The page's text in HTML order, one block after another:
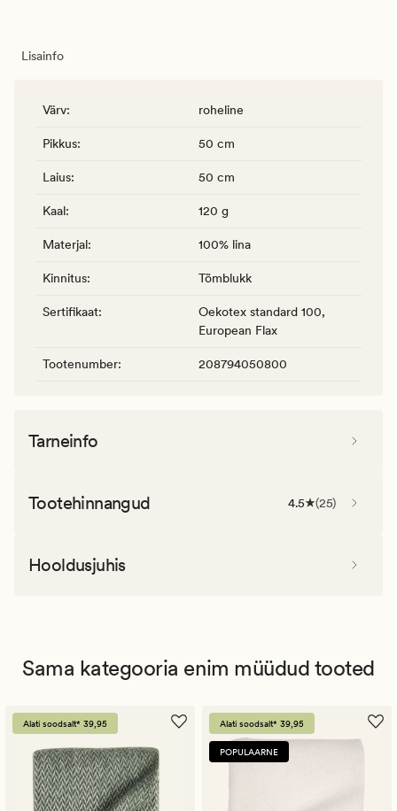
Lisainfo
Värv: roheline
Pikkus: 50 cm
Laius: 50 cm
Kaal: 120 g
Materjal: 100% lina
Kinnitus: Tõmblukk
Sertifikaat:
Oekotex standard 100,
European Flax
Tootenumber: 208794050800
Tarneinfo
Tootehinnangud 4.5 (25)
Hooldusjuhis
Sama kategooria enim müüdud tooted
Alati soodsalt* 39,95 Alati soodsalt* 39,95
POPULAARNE